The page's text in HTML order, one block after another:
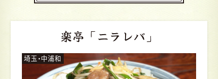
楽亭 「ニラレバ」
埼玉・中浦和